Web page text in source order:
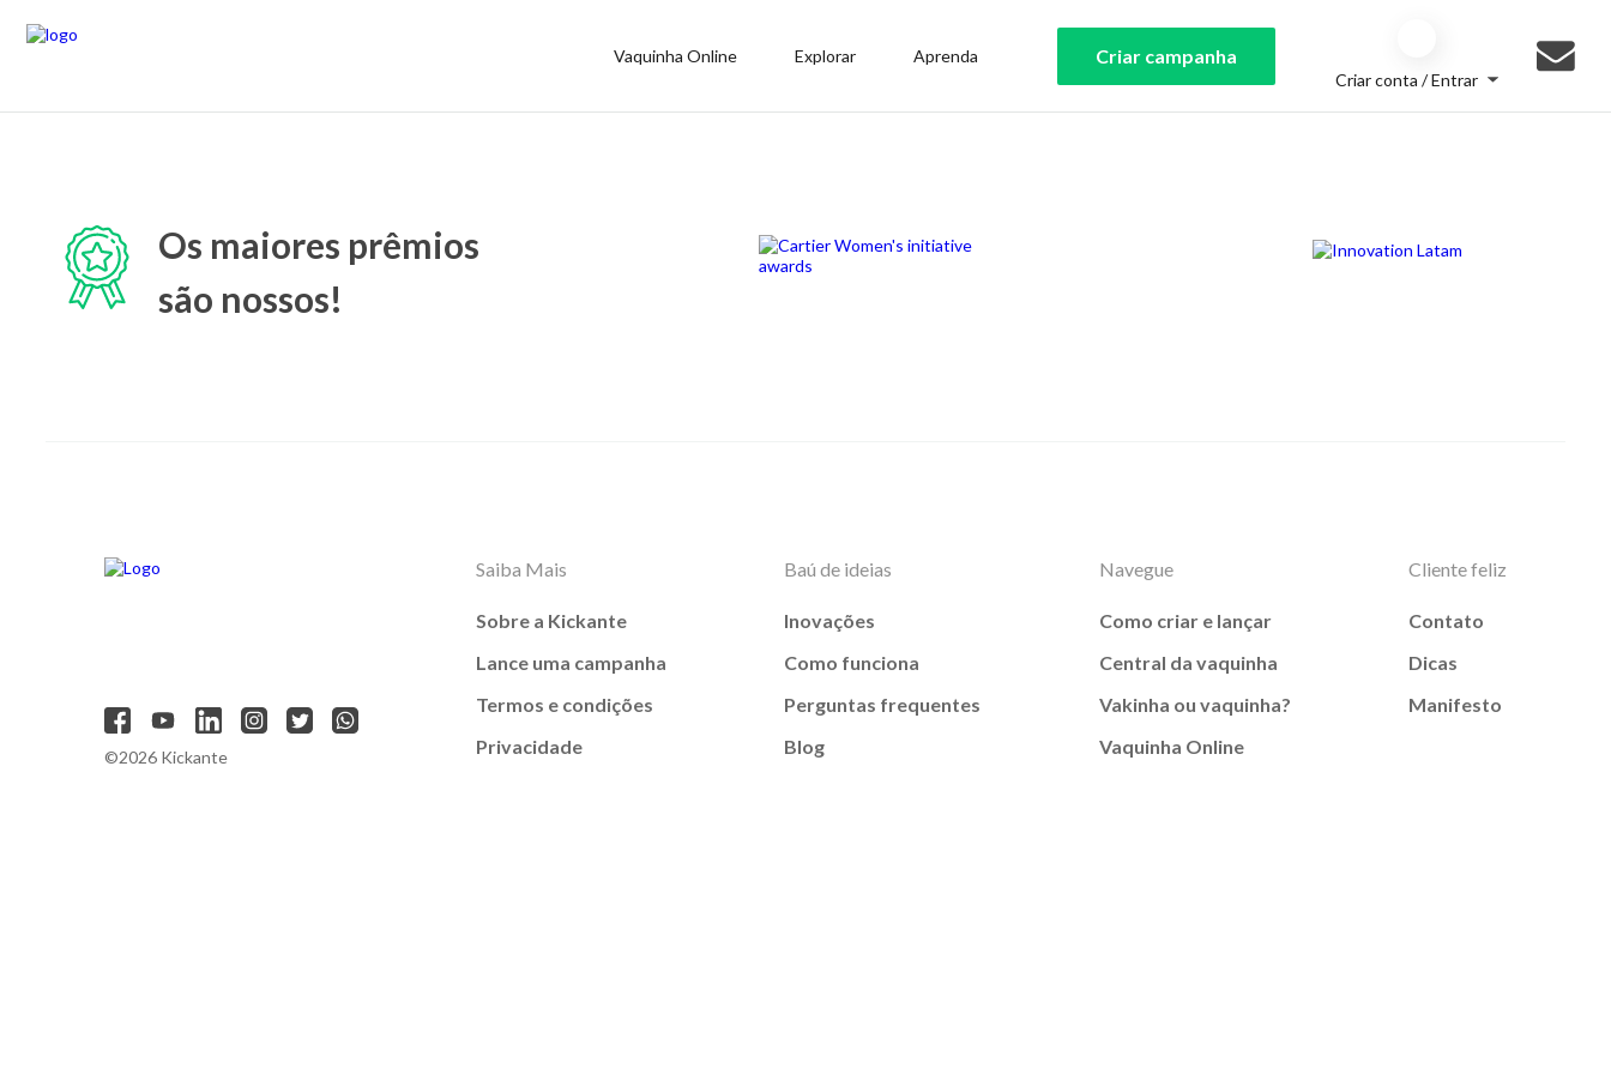
Vaquinha Online Explorar Aprenda Criar campanha
Criar conta / Entrar
Os maiores prêmios
são nossos!
©2026 Kickante
Saiba Mais
Sobre a Kickante
Lance uma campanha
Termos e condições
Privacidade
Baú de ideias
Inovações
Como funciona
Perguntas frequentes
Blog
Navegue
Como criar e lançar
Central da vaquinha
Vakinha ou vaquinha?
Vaquinha Online
Cliente feliz
Contato
Dicas
Manifesto